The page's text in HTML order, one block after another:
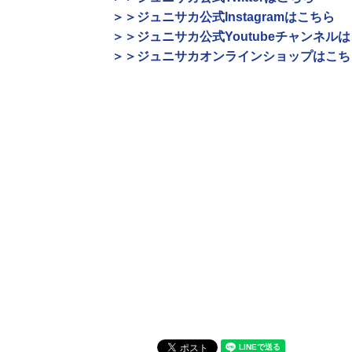
＞＞ジュニサカ公式Instagramはこちら
＞＞ジュニサカ公式Youtubeチャンネルは
＞＞ジュニサカオンラインショップはこち